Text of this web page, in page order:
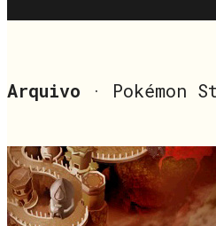
Arquivo · Pokémon